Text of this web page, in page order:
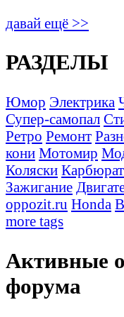
давай ещё >>
РАЗДЕЛЫ
Юмор Электрика
Супер-самопал
Ретро Ремонт
кони Мотомир
Коляски
Зажигание
oppozit.ru Honda
more tags
Активные
форума